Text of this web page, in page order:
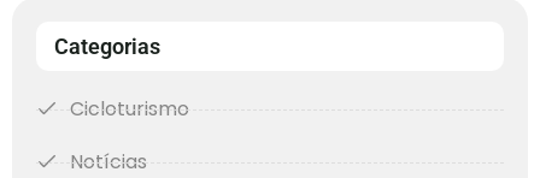
Categorias
Cicloturismo
Notícias